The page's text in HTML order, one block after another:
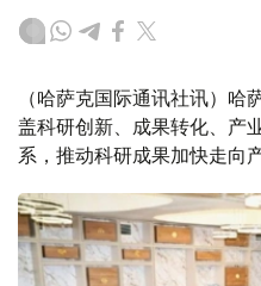
（哈萨克国际通讯社讯）
盖科研创新、成果转化、产
系，推动科研成果加快走向